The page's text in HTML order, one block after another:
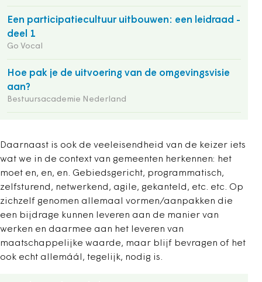
Een participatiecultuur uitbouwen: een leidraad -
deel 1
Go Vocal
Hoe pak je de uitvoering van de omgevingsvisie
aan?
Bestuursacademie Nederland
Daarnaast is ook de veeleisendheid van de keizer iets
wat we in de context van gemeenten herkennen: het
moet en, en, en. Gebiedsgericht, programmatisch,
zelfsturend, netwerkend, agile, gekanteld, etc. etc. Op
zichzelf genomen allemaal vormen/aanpakken die
een bijdrage kunnen leveren aan de manier van
werken en daarmee aan het leveren van
maatschappelijke waarde, maar blijf bevragen of het
ook echt allemáál, tegelijk, nodig is.